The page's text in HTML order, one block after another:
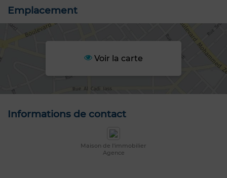
Emplacement
Voir la carte
Informations de contact
Maison de l'immobilier
Agence